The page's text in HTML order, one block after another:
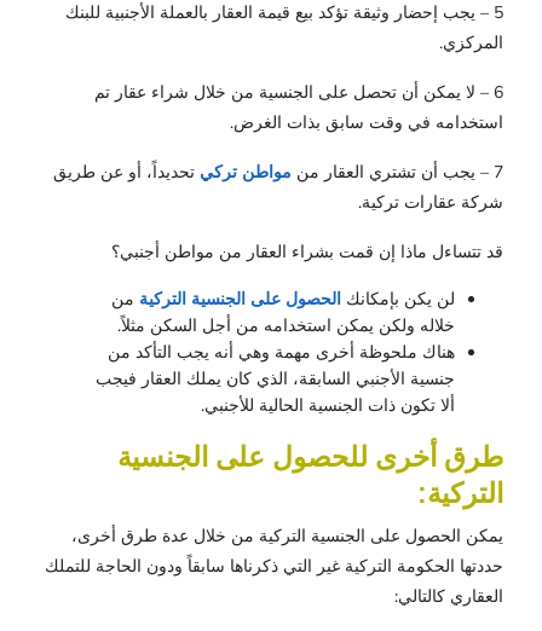
5 – يجب إحضار وثيقة تؤكد بيع قيمة العقار بالعملة الأجنبية للبنك
المركزي.
6 – لا يمكن أن تحصل على الجنسية من خلال شراء عقار تم
استخدامه في وقت سابق بذات الغرض.
7 – يجب أن تشتري العقار من مواطن تركي تحديداً، أو عن طريق
شركة عقارات تركية.
قد تتساءل ماذا إن قمت بشراء العقار من مواطن أجنبي؟
لن يكن بإمكانك الحصول على الجنسية التركية من
خلاله ولكن يمكن استخدامه من أجل السكن مثلاً.
هناك ملحوظة أخرى مهمة وهي أنه يجب التأكد من
جنسية الأجنبي السابقة، الذي كان يملك العقار فيجب
ألا تكون ذات الجنسية الحالية للأجنبي.
طرق أخرى للحصول على الجنسية
التركية:
يمكن الحصول على الجنسية التركية من خلال عدة طرق أخرى،
حددتها الحكومة التركية غير التي ذكرناها سابقاً ودون الحاجة للتملك
العقاري كالتالي: